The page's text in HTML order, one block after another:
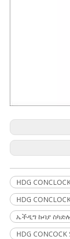
HDG
HDG
ኤችዲግ ኩባያ
HDG CONCOCK